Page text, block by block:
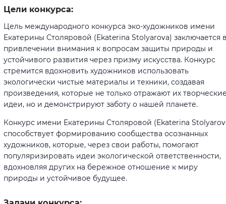
Цели конкурса:
Цель международного конкурса эко-художников имени
Екатерины Столяровой (Ekaterina Stolyarova) заключается
привлечении внимания к вопросам защиты природы и
устойчивого развития через призму искусства. Конкурс
стремится вдохновить художников использовать
экологически чистые материалы и техники, создавая
произведения, которые не только отражают их
идеи, но и демонстрируют заботу о нашей планете.
Конкурс имени Екатерины Столяровой (Ekaterina
способствует формированию сообщества осознанных
художников, которые, через свои работы, помогают
популяризировать идеи экологической ответственности,
вдохновляя других на бережное отношение к миру
природы и устойчивое будущее.